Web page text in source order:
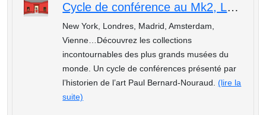
Cycle de conférence au Mk2, Les plus beaux musées du monde : La National Gallery de Londres
New York, Londres, Madrid, Amsterdam,
Vienne…Découvrez les collections
incontournables des plus grands musées du
monde. Un cycle de conférences présenté par
l’historien de l’art Paul Bernard-Nouraud.(lire la
suite)